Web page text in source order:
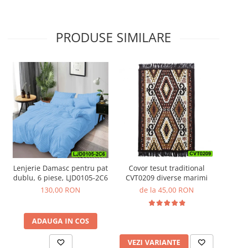
PRODUSE SIMILARE
Lenjerie Damasc pentru pat
dublu, 6 piese, LJD0105-2C6
130,00 RON
ADAUGA IN COS
Covor tesut traditional
CVT0209 diverse marimi
de la 45,00 RON
VEZI VARIANTE